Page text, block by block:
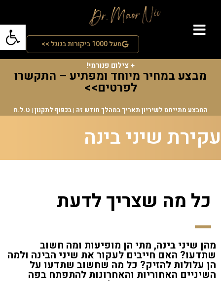
פתח
מעל 1000 ביקורות בגוגל >>
מבצע החודש! טיפול הסרת אבנית + פלואוריד+ ערכת היגיינה אישית
+ צילום פנורמי!
מבצע במחיר מיוחד ומפתיע – התקשרו
לפרטים>>
המבצע מתייחס לשיריון תאריך במהלך חודש זה | בכפוף לתקנון | ט.ל.ח
עקירת שיני בינה
כל מה שצריך לדעת
מהן שיני בינה, מתי הן מופיעות ומה חשוב
שתדעו? האם חייבים לעקור את שיני הבינה ולמה
הן עלולות להזיק? כל מה שחשוב שתדעו על
השיניים האחוריות והאחרונות להתפתח בפה